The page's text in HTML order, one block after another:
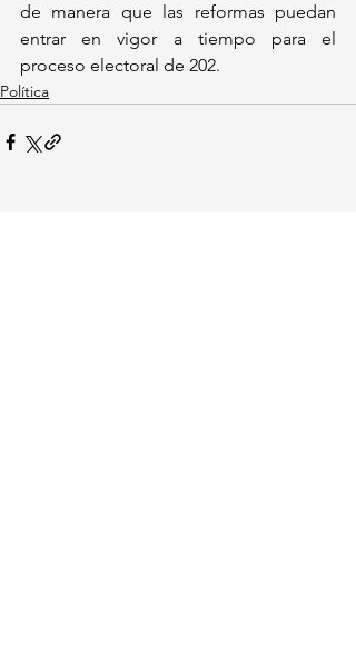
de manera que las reformas puedan
entrar en vigor a tiempo para el
proceso electoral de 202.
Política